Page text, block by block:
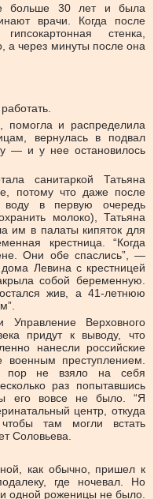
больше 30 лет и была
врачи. Когда после
стенка,
а через минуты после она
и распределила
вернулась в подвал
— и у нее остановилось
санитаркой Татьяна
потому что даже после
воду в первую очередь
молоко), Татьяна
им в палаты кипяток для
крестница. “Когда
Они обе спаслись”, —
Левина с крестницей
собой беременную.
жив, а 41-летнюю
Верховного
придут к выводу, что
нанесли российские
преступлением.
пор не взяло на себя
раз попытавшись
его вовсе не было. “Я
центр, откуда
чтобы там могли встать
Соловьева.
как обычно, пришел к
где ночевал. Но
одной роженицы не было.